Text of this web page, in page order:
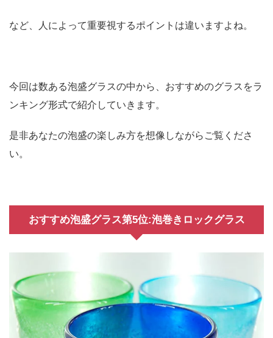
など、人によって重要視するポイントは違いますよね。
今回は数ある泡盛グラスの中から、おすすめのグラスをラ
ンキング形式で紹介していきます。
是非あなたの泡盛の楽しみ方を想像しながらご覧くださ
い。
おすすめ泡盛グラス第5位:泡巻きロックグラス